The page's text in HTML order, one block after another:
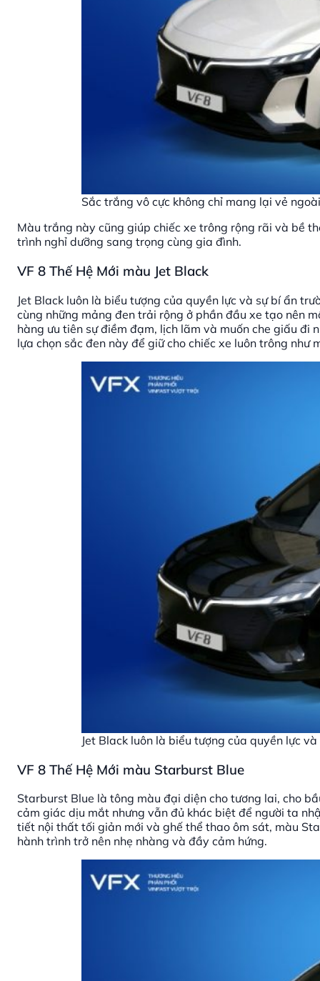
Sắc trắng vô cực không chỉ mang lại vẻ
Màu trắng này cũng giúp chiếc xe trông rộng rãi và bề
trình nghỉ dưỡng sang trọng cùng gia đình.
VF 8 Thế Hệ Mới màu Jet Black
Jet Black luôn là biểu tượng của quyền lực và sự bí ẩn
cùng những mảng đen trải rộng ở phần đầu xe tạo nên
hàng ưu tiên sự điềm đạm, lịch lãm và muốn che giấu
lựa chọn sắc đen này để giữ cho chiếc xe luôn trông như
Jet Black luôn là biểu tượng của quyền lực
VF 8 Thế Hệ Mới màu Starburst Blue
Starburst Blue là tông màu đại diện cho tương lai, cho
cảm giác dịu mắt nhưng vẫn đủ khác biệt để người ta
tiết nội thất tối giản mới và ghế thể thao ôm sát, màu
hành trình trở nên nhẹ nhàng và đầy cảm hứng.